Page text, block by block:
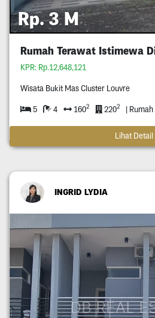
Rp. 3 M
Rumah Terawat Istimewa
KPR: Rp.12,648,121
Wisata Bukit Mas Cluster Louvre
5 4 1602 2202 | Rumah
Lihat Detail
INGRID LYDIA